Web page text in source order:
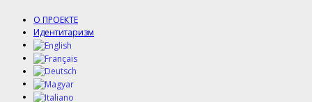
О ПРОЕКТЕ
Идентитаризм